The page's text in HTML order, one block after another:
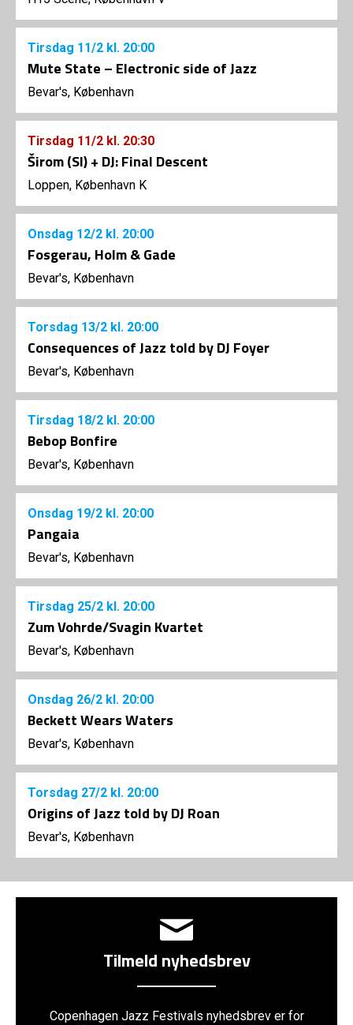
Tirsdag 11/2 kl. 20:00
Mute State – Electronic side of Jazz
Bevar's, København
Tirsdag 11/2 kl. 20:30
Širom (SI) + DJ: Final Descent
Loppen, København K
Onsdag 12/2 kl. 20:00
Fosgerau, Holm & Gade
Bevar's, København
Torsdag 13/2 kl. 20:00
Consequences of Jazz told by DJ Foyer
Bevar's, København
Tirsdag 18/2 kl. 20:00
Bebop Bonfire
Bevar's, København
Onsdag 19/2 kl. 20:00
Pangaia
Bevar's, København
Tirsdag 25/2 kl. 20:00
Zum Vohrde/Svagin Kvartet
Bevar's, København
Onsdag 26/2 kl. 20:00
Beckett Wears Waters
Bevar's, København
Torsdag 27/2 kl. 20:00
Origins of Jazz told by DJ Roan
Bevar's, København
Tilmeld nyhedsbrev
Copenhagen Jazz Festivals nyhedsbrev er for